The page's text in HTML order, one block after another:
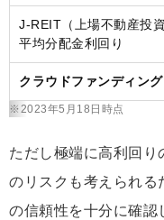
J-REIT（上場不動産投資
平均分配金利回り
クラウドファンディング
※2023年5月18日時点
ただし極端に高利回り
のリスクも考えられる
の信頼性を十分に確認